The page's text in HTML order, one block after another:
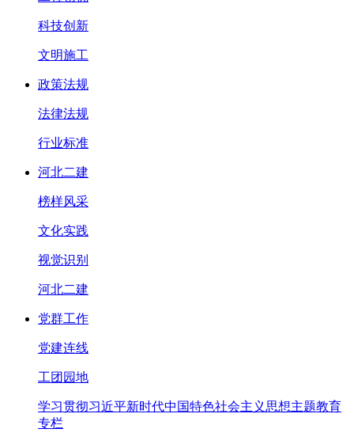
科技创新
文明施工
政策法规
法律法规
行业标准
河北二建
榜样风采
文化实践
视觉识别
河北二建
党群工作
党建连线
工团园地
学习贯彻习近平新时代中国特色社会主义思想主题教育
专栏